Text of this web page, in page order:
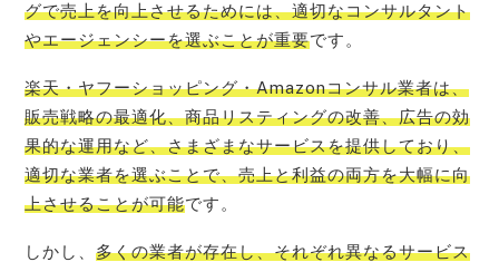
グで売上を向上させるためには、適切なコンサルタント
やエージェンシーを選ぶことが重要です。
楽天・ヤフーショッピング・Amazonコンサル業者は、
販売戦略の最適化、商品リスティングの改善、広告の効
果的な運用など、さまざまなサービスを提供しており、
適切な業者を選ぶことで、売上と利益の両方を大幅に向
上させることが可能です。
しかし、多くの業者が存在し、それぞれ異なるサービス